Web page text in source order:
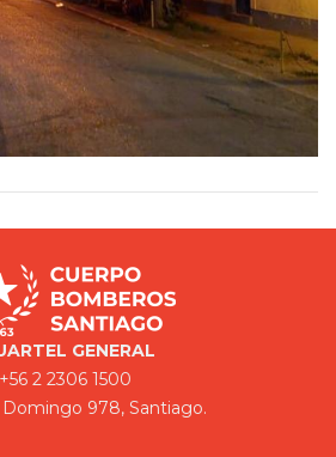
GENERAL
2 2306 1500
978, Santiago.